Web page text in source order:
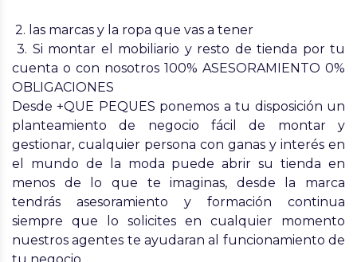
2. las marcas y la ropa que vas a tener
3. Si montar el mobiliario y resto de tienda por tu
cuenta o con nosotros 100% ASESORAMIENTO 0%
OBLIGACIONES
Desde +QUE PEQUES ponemos a tu disposición un
planteamiento de negocio fácil de montar y
gestionar, cualquier persona con ganas y interés en
el mundo de la moda puede abrir su tienda en
menos de lo que te imaginas, desde la marca
tendrás asesoramiento y formación continua
siempre que lo solicites en cualquier momento
nuestros agentes te ayudaran al funcionamiento de